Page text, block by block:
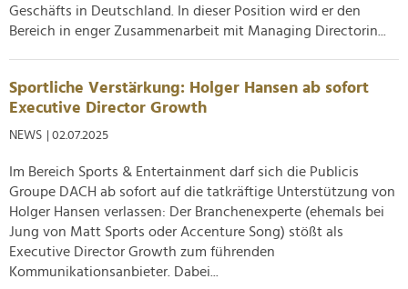
Geschäfts in Deutschland. In dieser Position wird er den
Bereich in enger Zusammenarbeit mit Managing Directorin...
Sportliche Verstärkung: Holger Hansen ab sofort
Executive Director Growth
NEWS | 02.07.2025
Im Bereich Sports & Entertainment darf sich die Publicis
Groupe DACH ab sofort auf die tatkräftige Unterstützung von
Holger Hansen verlassen: Der Branchenexperte (ehemals bei
Jung von Matt Sports oder Accenture Song) stößt als
Executive Director Growth zum führenden
Kommunikationsanbieter. Dabei...